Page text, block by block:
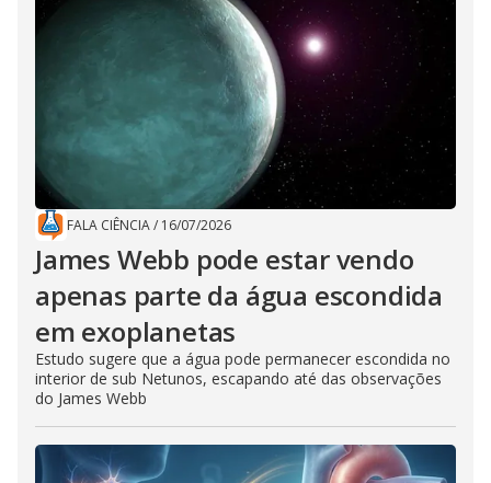
FALA CIÊNCIA/ 16/07/2026
James Webb pode estar vendo
apenas parte da água escondida
em exoplanetas
Estudo sugere que a água pode permanecer escondida no
interior de sub Netunos, escapando até das observações
do James Webb